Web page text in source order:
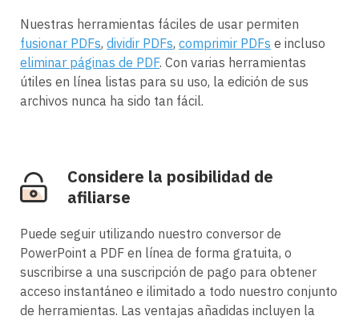
Nuestras herramientas fáciles de usar permiten
fusionar PDFs, dividir PDFs, comprimir PDFs e incluso
eliminar páginas de PDF. Con varias herramientas
útiles en línea listas para su uso, la edición de sus
archivos nunca ha sido tan fácil.
Considere la posibilidad de
afiliarse
Puede seguir utilizando nuestro conversor de
PowerPoint a PDF en línea de forma gratuita, o
suscribirse a una suscripción de pago para obtener
acceso instantáneo e ilimitado a todo nuestro conjunto
de herramientas. Las ventajas añadidas incluyen la